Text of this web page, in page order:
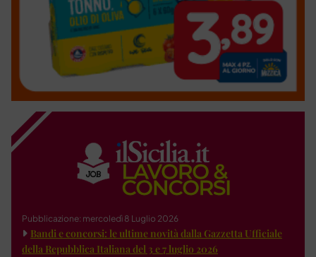
Pubblicazione: mercoledì 8 Luglio 2026
Bandi e concorsi: le ultime novità dalla Gazzetta Ufficiale
della Repubblica Italiana del 3 e 7 luglio 2026